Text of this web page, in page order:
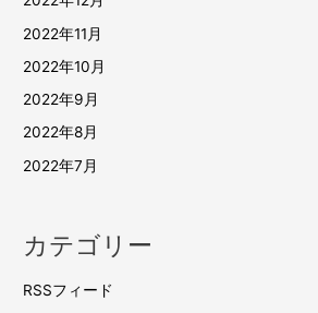
2022年11月
2022年10月
2022年9月
2022年8月
2022年7月
カテゴリー
RSSフィード